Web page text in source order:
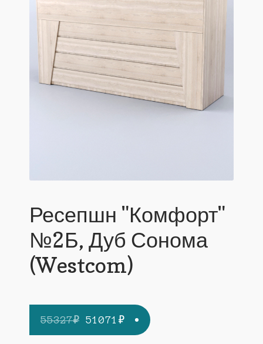
Ресепшн "Комфорт"
№2Б, Дуб Сонома
(Westcom)
55327₽ Первоначальная
цена
51071 ₽Текущая
цена: